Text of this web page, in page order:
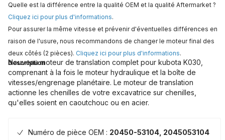
Quelle est la différence entre la qualité OEM et la qualité Aftermarket ?
Cliquez ici pour plus d'informations.
Pour assurer la même vitesse et prévenir d'éventuelles différences en
raison de l'usure, nous recommandons de changer le moteur final des
deux côtés (2 pièces). Cliquez ici pour plus d'informations.
Description
Nouveau moteur de translation complet pour kubota K030,
comprenant à la fois le moteur hydraulique et la boîte de
vitesses/engrenage planétaire. Le moteur de translation
actionne les chenilles de votre excavatrice sur chenilles,
qu'elles soient en caoutchouc ou en acier.
Numéro de pièce OEM : 20450-53104, 2045053104